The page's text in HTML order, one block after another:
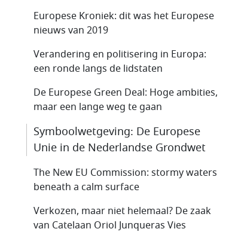
Europese Kroniek: dit was het Europese
nieuws van 2019
Verandering en politisering in Europa:
een ronde langs de lidstaten
De Europese Green Deal: Hoge ambities,
maar een lange weg te gaan
Symboolwetgeving: De Europese
Unie in de Nederlandse Grondwet
The New EU Commission: stormy waters
beneath a calm surface
Verkozen, maar niet helemaal? De zaak
van Catelaan Oriol Junqueras Vies